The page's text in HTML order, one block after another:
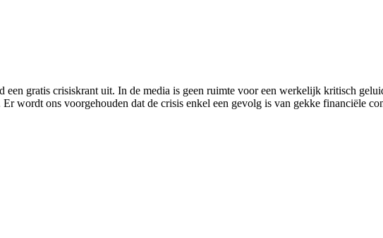
gratis crisiskrant uit. In de media is geen ruimte voor een werkelijk kritisch
wordt ons voorgehouden dat de crisis enkel een gevolg is van gekke financiële